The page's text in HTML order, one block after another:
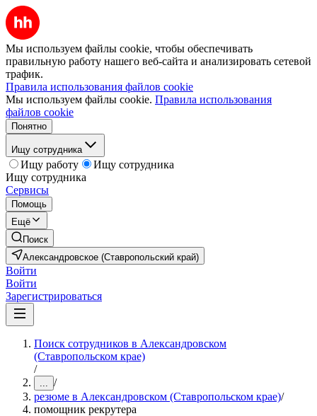
Мы используем файлы cookie, чтобы обеспечивать
правильную работу нашего веб-сайта и анализировать сетевой
трафик.
Правила использования файлов cookie
Мы используем файлы cookie. Правила использования
файлов cookie
Понятно
Ищу сотрудника
Ищу работу
Ищу сотрудника
Ищу сотрудника
Сервисы
Помощь
Ещё
Поиск
Александровское (Ставропольский край)
Войти
Войти
Зарегистрироваться
Поиск сотрудников в Александровском
(Ставропольском крае)
/
... /
резюме в Александровском (Ставропольском крае)/
помощник рекрутера